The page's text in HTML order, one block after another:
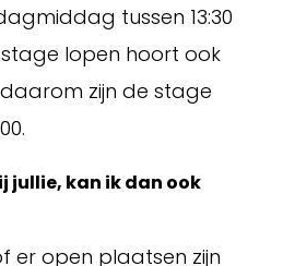
tussen 13:30
stage lopen hoort ook
zijn de stage
jullie, kan ik dan ook
er open plaatsen zijn